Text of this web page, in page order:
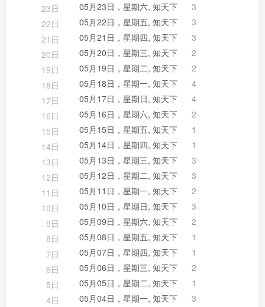
23日
05月23日，星期六, 知天下
3
22日
05月22日，星期五, 知天下
3
21日
05月21日，星期四, 知天下
3
20日
05月20日，星期三, 知天下
2
19日
05月19日，星期二, 知天下
2
18日
05月18日，星期一, 知天下
4
17日
05月17日，星期日, 知天下
4
16日
05月16日，星期六, 知天下
2
15日
05月15日，星期五, 知天下
1
14日
05月14日，星期四, 知天下
1
13日
05月13日，星期三, 知天下
3
12日
05月12日，星期二, 知天下
3
11日
05月11日，星期一, 知天下
2
10日
05月10日，星期日, 知天下
3
9日
05月09日，星期六, 知天下
2
8日
05月08日，星期五, 知天下
1
7日
05月07日，星期四, 知天下
1
6日
05月06日，星期三, 知天下
2
5日
05月05日，星期二, 知天下
1
4日
05月04日，星期一, 知天下
3